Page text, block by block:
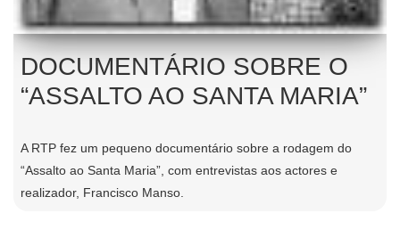
DOCUMENTÁRIO SOBRE O
“ASSALTO AO SANTA MARIA”
A RTP fez um pequeno documentário sobre a rodagem do
“Assalto ao Santa Maria”, com entrevistas aos actores e
realizador, Francisco Manso.